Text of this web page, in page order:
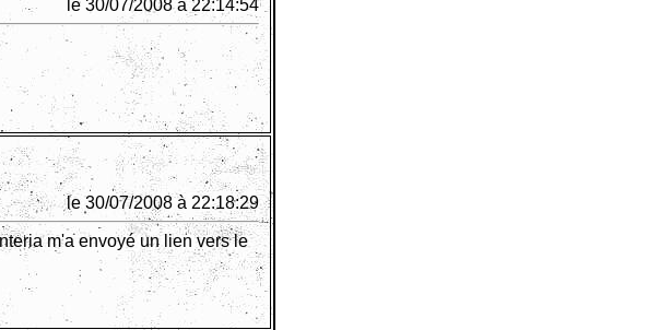
le 30/07/2008 à 22:14:54
le 30/07/2008 à 22:18:29
m'a envoyé un lien vers le